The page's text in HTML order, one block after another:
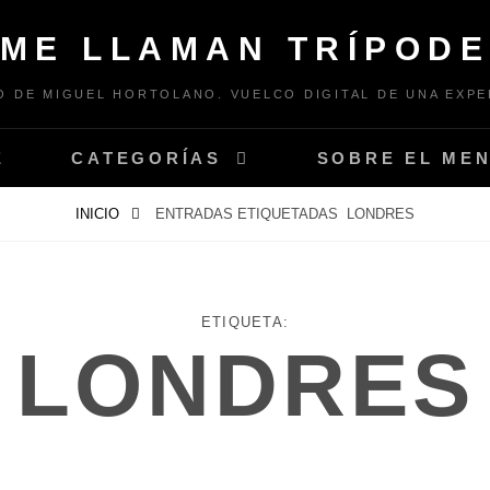
ME LLAMAN TRÍPODE
DE MIGUEL HORTOLANO. VUELCO DIGITAL DE UNA
CATEGORÍAS SOBRE EL
INICIO ENTRADAS ETIQUETADAS LONDRES
ETIQUETA:
LONDRES